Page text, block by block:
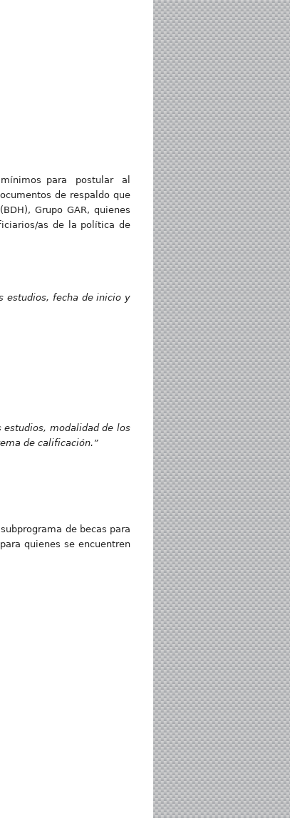
para postular al
de respaldo que
Grupo GAR, quienes
as de la política de
estudios, fecha de inicio y
estudios, modalidad de los
de calificación.”
de becas para
quienes se encuentren